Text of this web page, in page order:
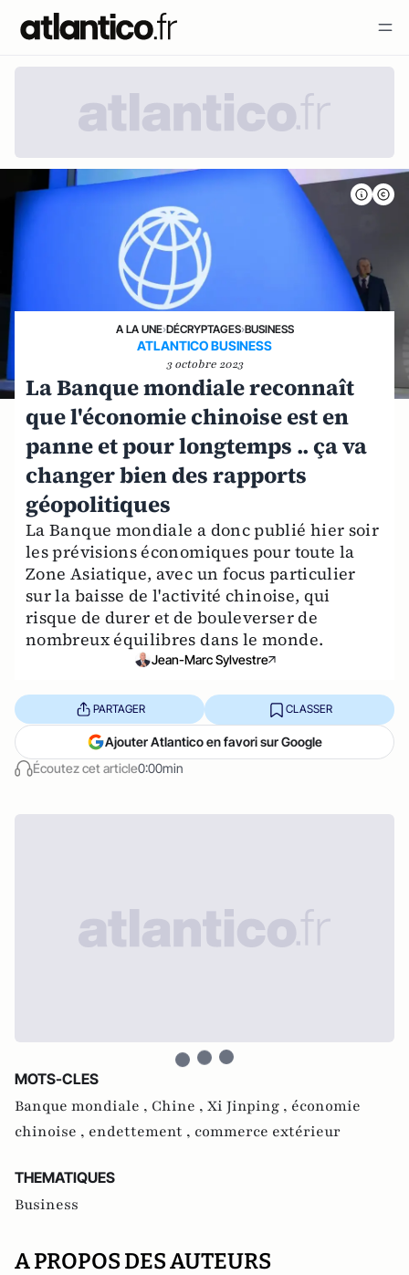
A LA UNE›DÉCRYPTAGES›BUSINESS
ATLANTICO BUSINESS
3 octobre 2023
La Banque mondiale reconnaît
que l'économie chinoise est en
panne et pour longtemps .. ça va
changer bien des rapports
géopolitiques
La Banque mondiale a donc publié hier soir
les prévisions économiques pour toute la
Zone Asiatique, avec un focus particulier
sur la baisse de l'activité chinoise, qui
risque de durer et de bouleverser de
nombreux équilibres dans le monde.
Jean-Marc Sylvestre
Écoutez cet article0:00min
PARTAGER CLASSER
Ajouter Atlantico en favori sur Google
MOTS-CLES
Banque mondiale , Chine , Xi Jinping , économie
chinoise , endettement , commerce extérieur
THEMATIQUES
Business
A PROPOS DES AUTEURS